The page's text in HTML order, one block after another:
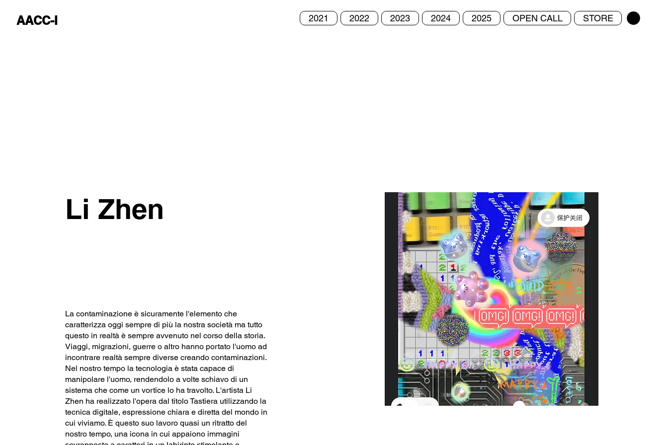
AACC-I 2021 2022 2023 2024 2025 OPEN CALL STORE
Li Zhen
La contaminazione è sicuramente l'elemento che
caratterizza oggi sempre di più la nostra società ma tutto
questo in realtà è sempre avvenuto nel corso della storia.
Viaggi, migrazioni, guerre o altro hanno portato l'uomo ad
incontrare realtà sempre diverse creando contaminazioni.
Nel nostro tempo la tecnologia è stata capace di
manipolare l'uomo, rendendolo a volte schiavo di un
sistema che come un vortice lo ha travolto. L'artista Li
Zhen ha realizzato l'opera dal titolo Tastiera utilizzando la
tecnica digitale, espressione chiara e diretta del mondo in
cui viviamo. È questo suo lavoro quasi un ritratto del
nostro tempo, una icona in cui appaiono immagini